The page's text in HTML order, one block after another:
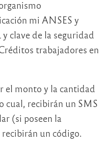
mi ANSES y
clave de la seguridad
trabajadores en
el monto y la cantidad
cual, recibirán un SMS
(si poseen la
un código.